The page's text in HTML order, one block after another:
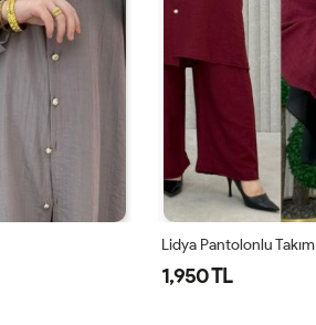
Lidya Pantolonlu Takım
1,950 TL